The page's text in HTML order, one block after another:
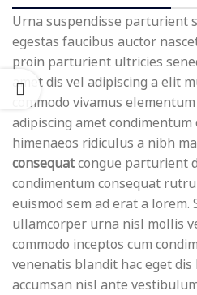
Urna suspendisse parturient
egestas faucibus auctor
proin parturient ultricies
amet dis vel adipiscing a elit
commodo vivamus
adipiscing amet
himenaeos ridiculus a nibh
consequatcongue parturient
condimentum consequat
euismod sem ad erat a lorem.
ullamcorper urna nisl mollis
commodo inceptos cum
venenatis blandit hac eget
accumsan nisl ante